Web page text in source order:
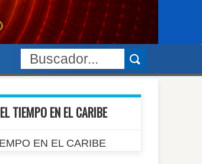
EL TIEMPO EN EL CARIBE